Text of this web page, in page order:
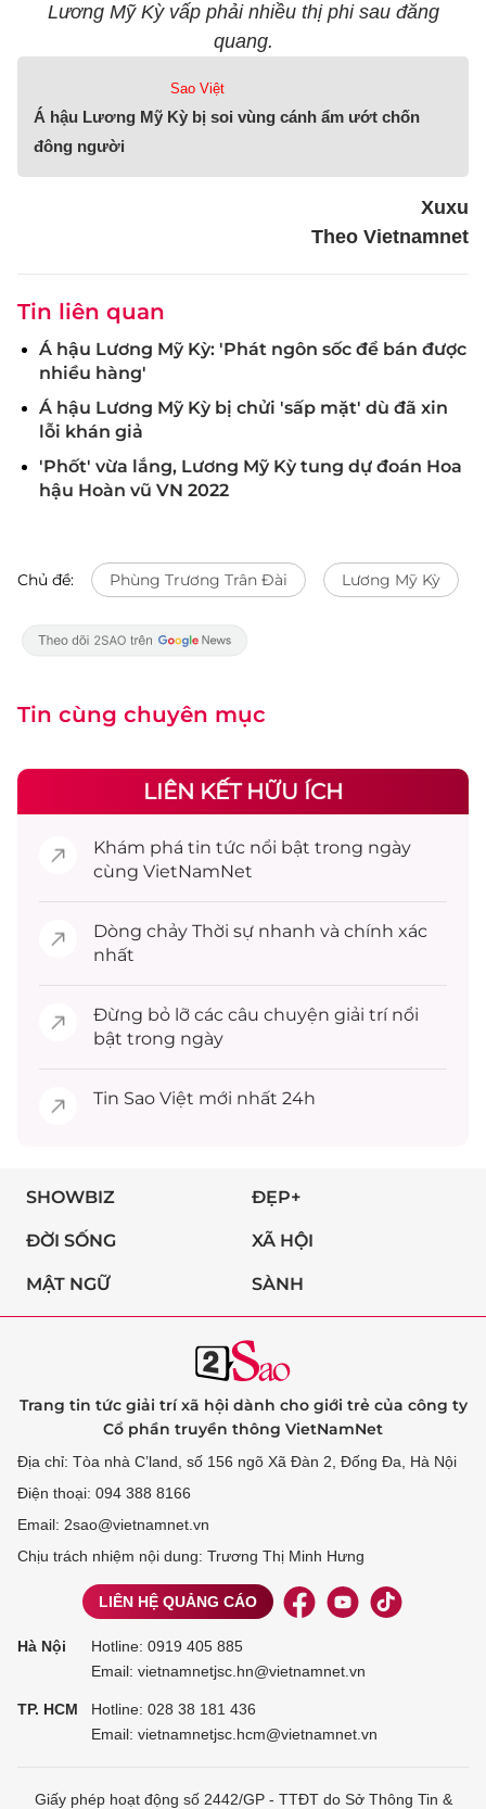
Lương Mỹ Kỳ vấp phải nhiều thị phi sau đăng
quang.
Sao Việt
Á hậu Lương Mỹ Kỳ bị soi vùng cánh ẩm ướt chốn
đông người
Xuxu
Theo Vietnamnet
Tin liên quan
Á hậu Lương Mỹ Kỳ: 'Phát ngôn sốc để bán được
nhiều hàng'
Á hậu Lương Mỹ Kỳ bị chửi 'sấp mặt' dù đã xin
lỗi khán giả
'Phốt' vừa lắng, Lương Mỹ Kỳ tung dự đoán Hoa
hậu Hoàn vũ VN 2022
Chủ đề: Phùng Trương Trân Đài Lương Mỹ Kỳ
Tin cùng chuyên mục
LIÊN KẾT HỮU ÍCH
Khám phá tin tức nổi bật trong ngày
cùng VietNamNet
Dòng chảy Thời sự nhanh và chính xác
nhất
Đừng bỏ lỡ các câu chuyện giải trínổi
bật trong ngày
Tin Sao Việt mới nhất 24h
SHOWBIZ ĐẸP+
ĐỜI SỐNG XÃ HỘI
MẬT NGỮ SÀNH
Trang tin tức giải trí xã hội dành cho giới trẻ của công ty
Cổ phần truyền thông VietNamNet
Địa chỉ: Tòa nhà C’land, số 156 ngõ Xã Đàn 2, Đống Đa, Hà Nội
Điện thoại: 094 388 8166
Email: 2sao@vietnamnet.vn
Chịu trách nhiệm nội dung: Trương Thị Minh Hưng
LIÊN HỆ QUẢNG CÁO
Hà Nội Hotline: 0919 405 885
Email: vietnamnetjsc.hn@vietnamnet.vn
TP. HCM Hotline: 028 38 181 436
Email: vietnamnetjsc.hcm@vietnamnet.vn
Giấy phép hoạt động số 2442/GP - TTĐT do Sở Thông Tin &